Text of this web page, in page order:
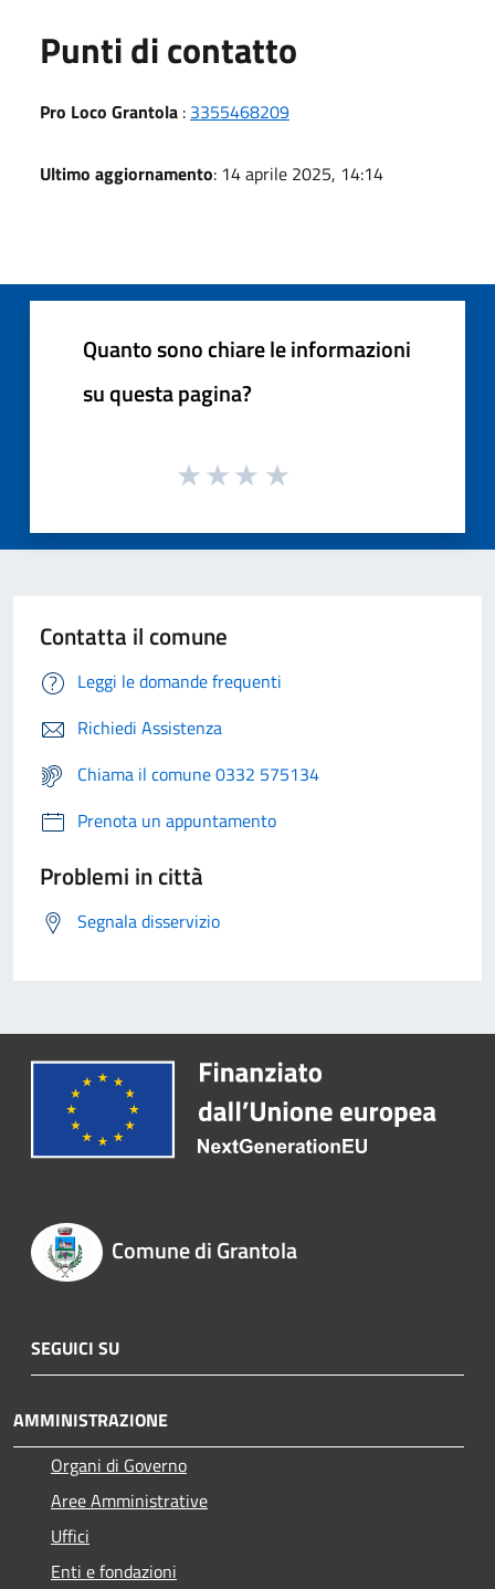
Punti di contatto
Pro Loco Grantola : 3355468209
Ultimo aggiornamento: 14 aprile 2025, 14:14
Quanto sono chiare le informazioni
su questa pagina?
Contatta il comune
Leggi le domande frequenti
Richiedi Assistenza
Chiama il comune 0332 575134
Prenota un appuntamento
Problemi in città
Segnala disservizio
Comune di Grantola
SEGUICI SU
AMMINISTRAZIONE
Organi di Governo
Aree Amministrative
Uffici
Enti e fondazioni